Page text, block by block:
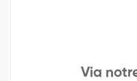
Via